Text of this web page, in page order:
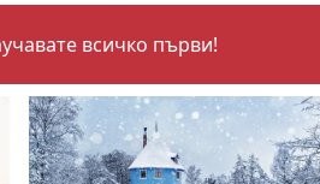
всичко първи!